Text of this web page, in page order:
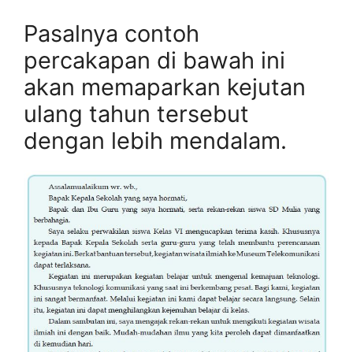
Pasalnya contoh
percakapan di bawah ini
akan memaparkan kejutan
ulang tahun tersebut
dengan lebih mendalam.